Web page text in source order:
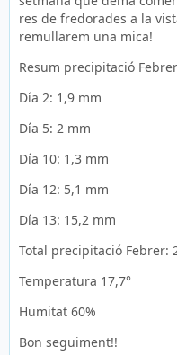
res de fredorades a la
remullarem una mica!
Resum precipitació
Día 2: 1,9 mm
Día 5: 2 mm
Día 10: 1,3 mm
Día 12: 5,1 mm
Día 13: 15,2 mm
Total precipitació Febrer:
Temperatura 17,7°
Humitat 60%
Bon seguiment!!